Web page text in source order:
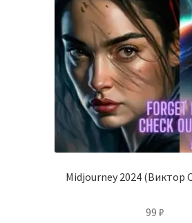
Midjourney 2024 (Виктор
99 ₽